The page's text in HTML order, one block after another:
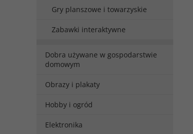
Gry planszowe i towarzyskie
Zabawki interaktywne
Dobra używane w gospodarstwie
domowym
Obrazy i plakaty
Hobby i ogród
Elektronika